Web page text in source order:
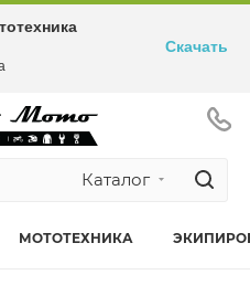
Каталог
МОТОТЕХНИКА
Скачать